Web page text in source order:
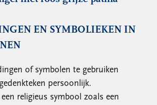
EN SYMBOLIEKEN IN
of symbolen te gebruiken
persoonlijk.
religieus symbool zoals een